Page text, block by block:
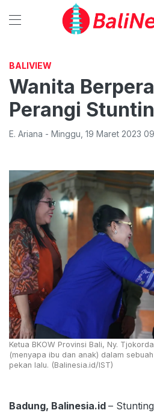
BALIVIEW
Wanita
Perangi
E. Ariana - Minggu 19 Maret 2023
Ketua BKOW Provinsi Bali, Ny.
(menyapa ibu dan anak) dalam
pekan lalu. (Balinesia.id/IST)
Badung, Balinesia.id –